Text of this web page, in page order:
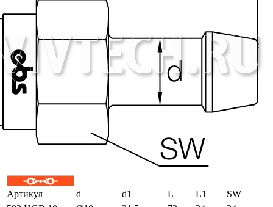
Артикул d d1 L L1
SW